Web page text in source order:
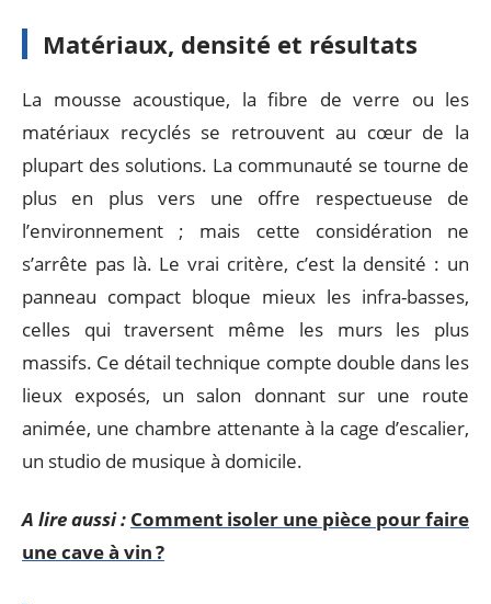
Matériaux, densité et résultats
La mousse acoustique, la fibre de verre ou les
matériaux recyclés se retrouvent au cœur de la
plupart des solutions. La communauté se tourne de
plus en plus vers une offre respectueuse de
l’environnement ; mais cette considération ne
s’arrête pas là. Le vrai critère, c’est la densité : un
panneau compact bloque mieux les infra-basses,
celles qui traversent même les murs les plus
massifs. Ce détail technique compte double dans les
lieux exposés, un salon donnant sur une route
animée, une chambre attenante à la cage d’escalier,
un studio de musique à domicile.
A lire aussi : Comment isoler une pièce pour faire
une cave à vin ?